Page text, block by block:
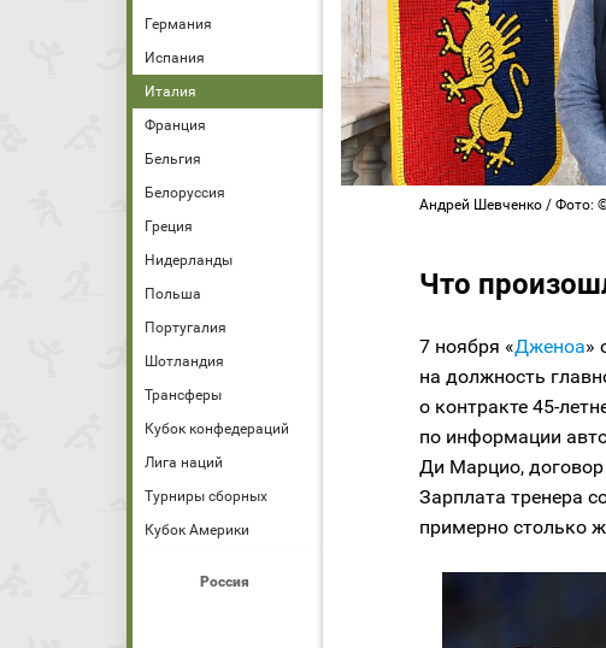
Германия
Испания
Италия
Франция
Бельгия
Белоруссия
Греция
Нидерланды
Польша
Португалия
Шотландия
Трансферы
Кубок конфедераций
Лига наций
Турниры сборных
Кубок Америки
Россия
Андрей Шевченко / Фото:
Что
7 ноября «Дженоа»
на должность
о контракте 45-
по информации
Ди Марцио,
Зарплата тренера
примерно столько